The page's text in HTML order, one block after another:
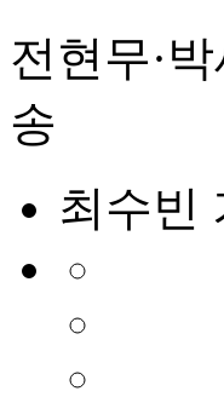
전현무·
송
최수빈